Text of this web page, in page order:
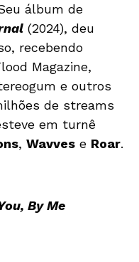
álbum de
(2024), deu
recebendo
Magazine,
e outros
de streams
em turnê
, Wavves e Roar.
By Me